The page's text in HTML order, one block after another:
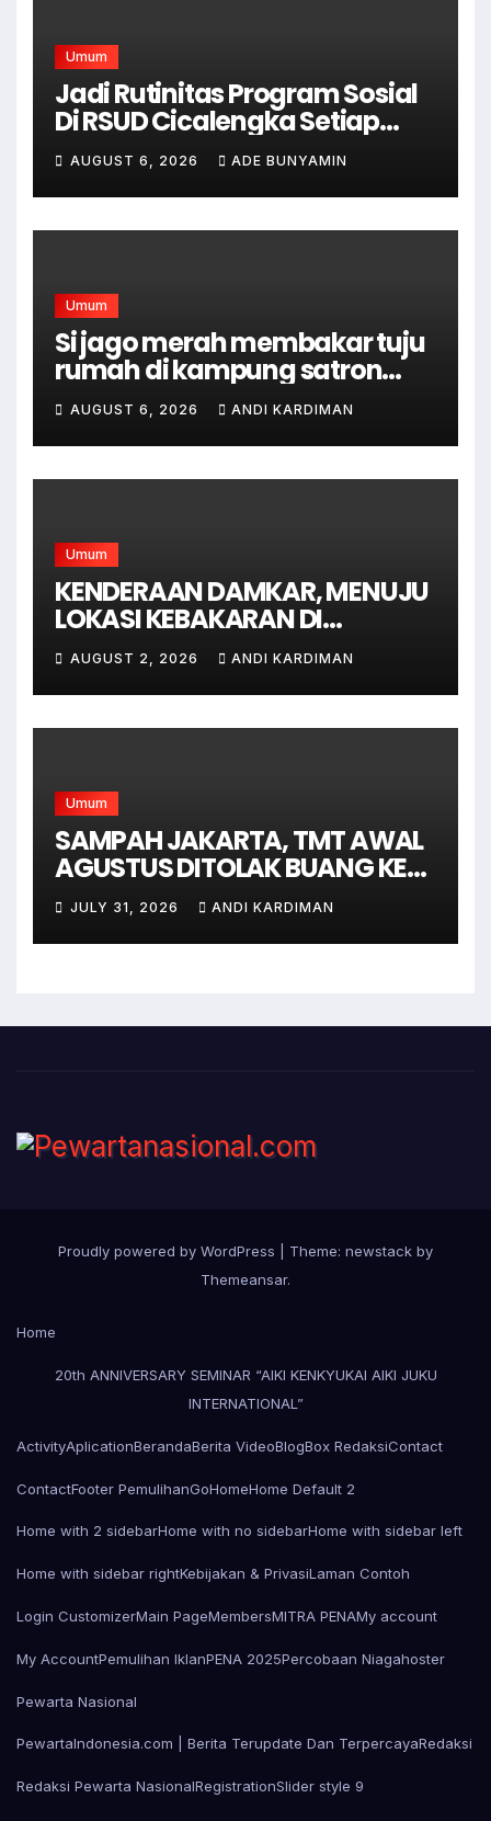
Umum
Jadi Rutinitas Program Sosial
Di RSUD Cicalengka Setiap
Bulan Gelar Sunatan Massal
Bagi Masyarakat Tidak
Mampu
AUGUST 6, 2026 ADE BUNYAMIN
Umum
Si jago merah membakar tuju
rumah di kampung satron
sodonghilir .
AUGUST 6, 2026 ANDI KARDIMAN
Umum
KENDERAAN DAMKAR, MENUJU
LOKASI KEBAKARAN DI
JAGAKARSA JAKARTA
SELATAN
AUGUST 2, 2026 ANDI KARDIMAN
Umum
SAMPAH JAKARTA, TMT AWAL
AGUSTUS DITOLAK BUANG KE
BANTAR GEBANG
JULY 31, 2026 ANDI KARDIMAN
Proudly powered by WordPress
Theme: newstack by
Themeansar.
Home
20th ANNIVERSARY SEMINAR “AIKI KENKYUKAI AIKI JUKU
INTERNATIONAL”
ActivityAplicationBerandaBerita VideoBlogBox RedaksiContact
ContactFooter PemulihanGoHomeHome Default 2
Home with 2 sidebarHome with no sidebarHome with sidebar left
Home with sidebar rightKebijakan & PrivasiLaman Contoh
Login CustomizerMain PageMembersMITRA PENAMy account
My AccountPemulihan IklanPENA 2025Percobaan Niagahoster
Pewarta Nasional
PewartaIndonesia.com | Berita Terupdate Dan TerpercayaRedaksi
Redaksi Pewarta NasionalRegistrationSlider style 9